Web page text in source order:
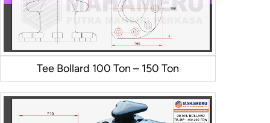
Tee Bollard 100 Ton – 150 Ton